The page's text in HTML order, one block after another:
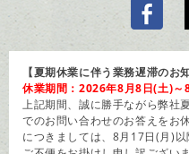
【夏期休業に伴う業務遅滞のお
休業期間：2026年8月8日(土)～
上記期間、誠に勝手ながら弊社
でのお問い合わせのお答えをお
につきましては、8月17日(月)以